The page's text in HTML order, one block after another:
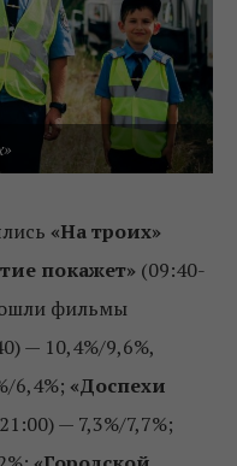
«На троих»
покажет» (09:40-
фильмы
— 10,4%/9,6%,
6,4%; «Доспехи
— 7,3%/7,7%;